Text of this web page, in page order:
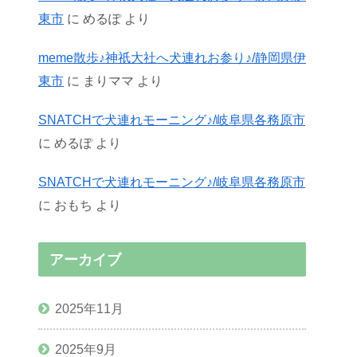
東市 に めるぽより
meme散歩♪神祇大社へ犬連れお参り♪/静岡県伊
東市 に まりママ より
SNATCHで犬連れモーニング♪/岐阜県各務原市
に めるぽより
SNATCHで犬連れモーニング♪/岐阜県各務原市
に おもち より
アーカイブ
2025年11月
2025年9月